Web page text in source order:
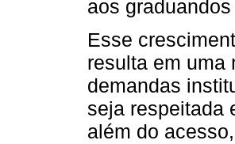
aos
Esse
resulta em uma
demandas
seja respeitada
além do